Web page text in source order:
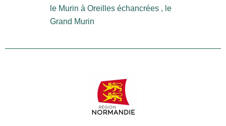
le Murin à Oreilles échancrées , le
Grand Murin